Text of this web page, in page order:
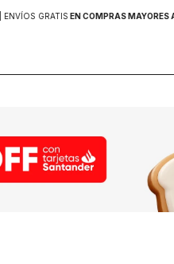
| ENVÍOS GRATISEN COMPRAS MAYORES